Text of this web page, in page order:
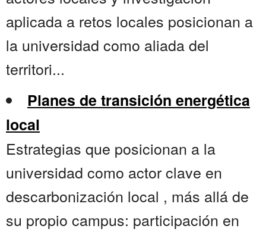
aplicada a retos locales posicionan a
la universidad como aliada del
territori...
Planes de transición energética
local
Estrategias que posicionan a la
universidad como actor clave en
descarbonización local , más allá de
su propio campus: participación en